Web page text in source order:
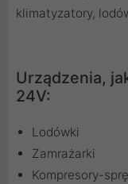
klimatyzatory,
Urządzenia,
24V:
Lodówki
Zamrażarki
Kompresory-